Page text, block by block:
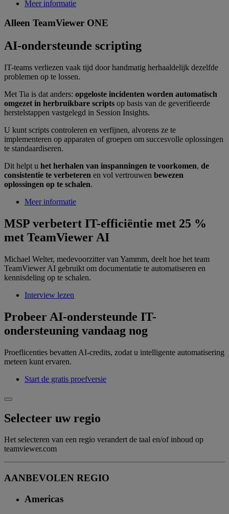
Meer informatie
Alleen TeamViewer ONE
AI-ondersteunde scripting
IT-teams verliezen vaak tijd door handmatig herhaaldelijk dezelfde
problemen op te lossen.
Met Tia is dat anders: opgeloste incidenten worden automatisch
omgezet in herbruikbare scripts op basis van de geverifieerde
herstelstappen vastgelegd in Session Insights.
U kunt scripts controleren en verfijnen, alvorens ze te
implementeren op apparaten of groepen om succesvolle oplossingen
te standaardiseren.
Dit helpt u het herhalen van inspanningen te voorkomen, de
consistentie te verbeteren en vol vertrouwen bewezen
oplossingen op te schalen.
Meer informatie
MSP verbetert IT-efficiëntie met 25 %
met TeamViewer AI
Michael Welter, medevoorzitter van Yammm, deelt hoe het team
TeamViewer AI gebruikt om documentatie te automatiseren en
kennisdeling op te schalen.
Interview lezen
Probeer AI-ondersteunde IT-
ondersteuning vandaag nog
Proeflicenties bevatten AI-credits, zodat u intelligente automatisering
meteen kunt ervaren.
Start de gratis proefversie
Selecteer uw regio
Het selecteren van een regio verandert de taal en/of inhoud op
teamviewer.com
AANBEVOLEN REGIO
Americas